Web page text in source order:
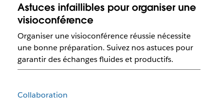
Astuces infaillibles pour organiser une
visioconférence
Organiser une visioconférence réussie nécessite
une bonne préparation. Suivez nos astuces pour
garantir des échanges fluides et productifs.
Collaboration